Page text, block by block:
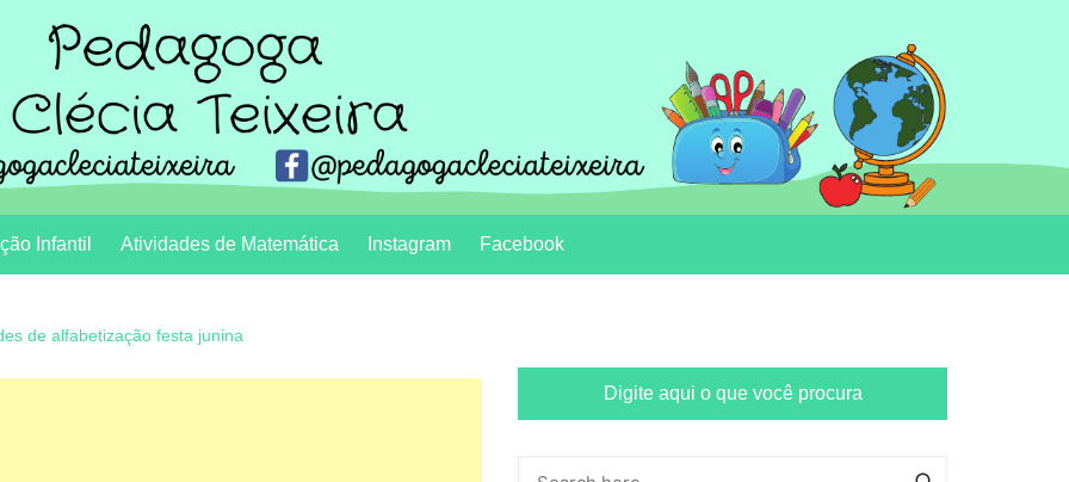
Infantil Atividades de Matemática Instagram Facebook
de alfabetização festa junina
Digite aqui o que você procura